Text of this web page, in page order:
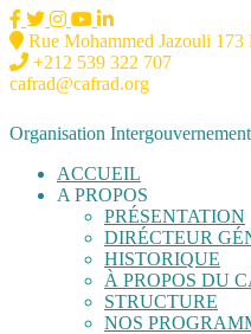
Rue Mohammed Jazouli
+212 539 322 707
cafrad@cafrad.org
Organisation
ACCUEIL
A PROPOS
PRÉSENTATION
DIRÉCTEUR
HISTORIQUE
À PROPOS DU
STRUCTURE
NOS